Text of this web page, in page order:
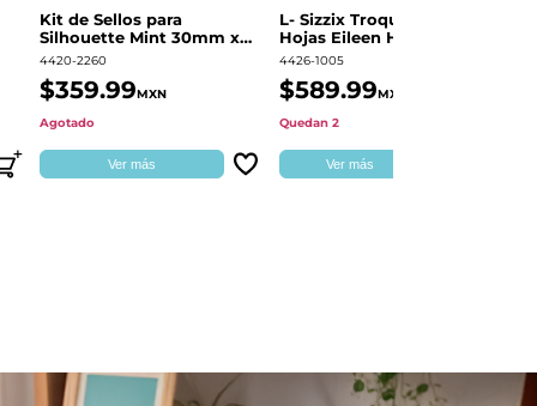
Kit de Sellos para
Silhouette Mint 30mm x
60mm
4420-2260
$359.99MXN
Agotado
Ver más
L- Sizzix Troquel Grueso
Hojas Eileen Hull | 661111
4426-1005
$589.99MXN
Quedan 2
Ver más